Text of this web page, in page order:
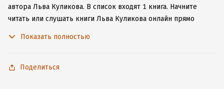
автора Льва Куликова. В список входят 1 книга. Начните
читать или слушать книги Льва Куликова онлайн прямо
Показать полностью
Поделиться